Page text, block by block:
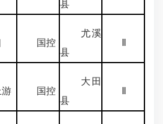
县
国控
尤溪
县
国控
大田
县